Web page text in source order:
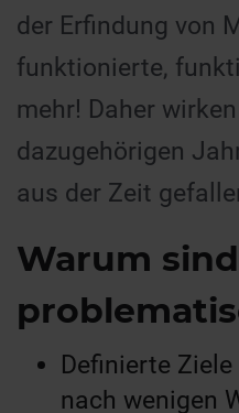
der Erfindung von
funktionierte,
mehr! Daher
dazugehörigen
aus der Zeit
Warum
Definierte
nach wenigen